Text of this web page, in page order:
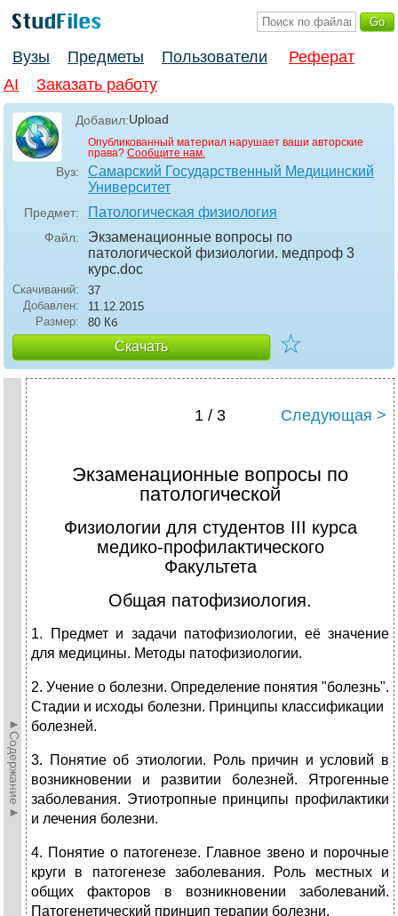
Вузы Предметы Пользователи
Реферат
AI
Заказать работу
Добавил:Upload
Опубликованный материал нарушает ваши авторские
права? Сообщите нам.
Вуз:
Самарский Государственный Медицинский
Университет
Предмет: Патологическая физиология
Файл:
Экзаменационные вопросы по
патологической физиологии. медпроф 3
курс.doc
Скачиваний:
37
Добавлен:
11.12.2015
Размер:
80 Кб
Скачать ☆
►Содержание►
1 / 3 Следующая >
Экзаменационные вопросы по
патологической
Физиологии для студентов III курса
медико-профилактического
Факультета
Общая патофизиология.
1. Предмет и задачи патофизиологии, её значение
для медицины. Методы патофизиологии.
2. Учение о болезни. Определение понятия "болезнь".
Стадии и исходы болезни. Принципы классификации
болезней.
3. Понятие об этиологии. Роль причин и условий в
возникновении и развитии болезней. Ятрогенные
заболевания. Этиотропные принципы профилактики
и лечения болезни.
4. Понятие о патогенезе. Главное звено и порочные
круги в патогенезе заболевания. Роль местных и
общих факторов в возникновении заболеваний.
Патогенетический принцип терапии болезни.